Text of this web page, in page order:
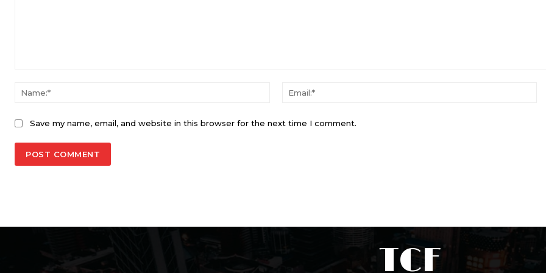
Name:*
Save my name, email, and website in this browser for the next time I comment.
TCF